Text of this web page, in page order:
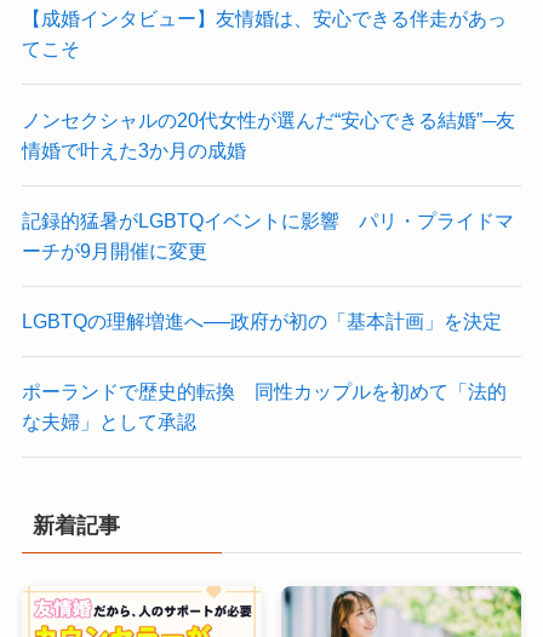
【成婚インタビュー】友情婚は、安心できる伴走があっ
てこそ
ノンセクシャルの20代女性が選んだ“安心できる結婚”─友
情婚で叶えた3か月の成婚
記録的猛暑がLGBTQイベントに影響 パリ・プライドマ
ーチが9月開催に変更
LGBTQの理解増進へ──政府が初の「基本計画」を決定
ポーランドで歴史的転換 同性カップルを初めて「法的
な夫婦」として承認
新着記事